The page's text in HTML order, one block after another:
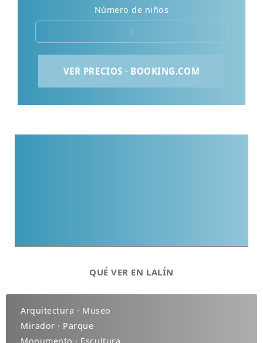
Número de niños
QUÉ VER EN LALÍN
Arquitectura · Museo
Mirador · Parque